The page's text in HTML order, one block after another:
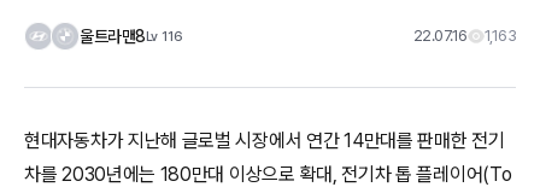
울트라맨8Lv 116 22.07.16 1,163
현대자동차가 지난해 글로벌 시장에서 연간 14만대를 판매한 전기
차를 2030년에는 180만대 이상으로 확대, 전기차 톱 플레이어(To